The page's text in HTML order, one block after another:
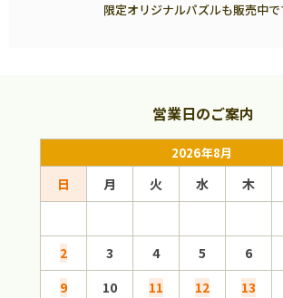
限定オリジナルパズルも販売中で
営業日のご案内
2026年8月
日 月 火 水 木
2
3 4 5 6
9
10 11 12 13